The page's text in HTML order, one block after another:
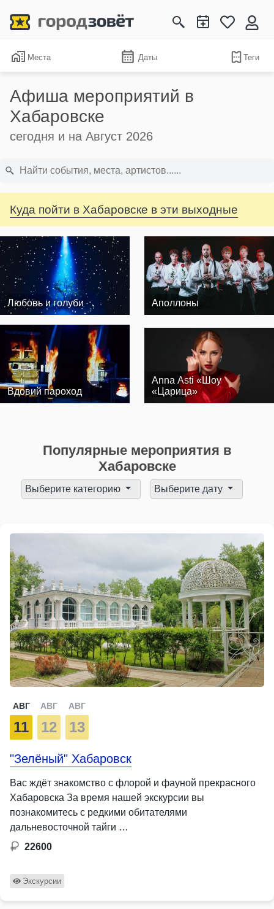
Места Даты Теги
Афиша мероприятий в
Хабаровске
сегодня и на Август 2026
Куда пойти в Хабаровске в эти выходные
Любовь и голуби Аполлоны
Вдовий пароход
Anna Asti «Шоу
«Царица»
Популярные мероприятия в
Хабаровске
Выберите категорию Выберите дату
АВГ
11
АВГ
12
АВГ
13
"Зелёный" Хабаровск
Вас ждёт знакомство с флорой и фауной прекрасного
Хабаровска За время нашей экскурсии вы
познакомитесь с редкими обитателями
дальневосточной тайги …
22600
Экскурсии